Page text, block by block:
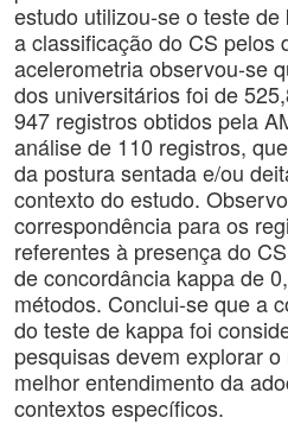
estudo utilizou-se o teste
a classificação do CS pelos
acelerometria observou-se
dos universitários foi de
947 registros obtidos pela
análise de 110 registros,
da postura sentada e/ou
contexto do estudo.
correspondência para os
referentes à presença do
de concordância kappa de
métodos. Conclui-se que a
do teste de kappa foi
pesquisas devem explorar
melhor entendimento da
contextos específicos.